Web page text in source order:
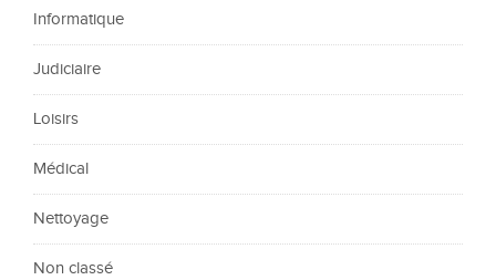
Informatique
Judiciaire
Loisirs
Médical
Nettoyage
Non classé